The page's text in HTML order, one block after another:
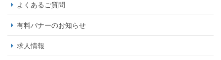
よくあるご質問
有料バナーのお知らせ
求人情報